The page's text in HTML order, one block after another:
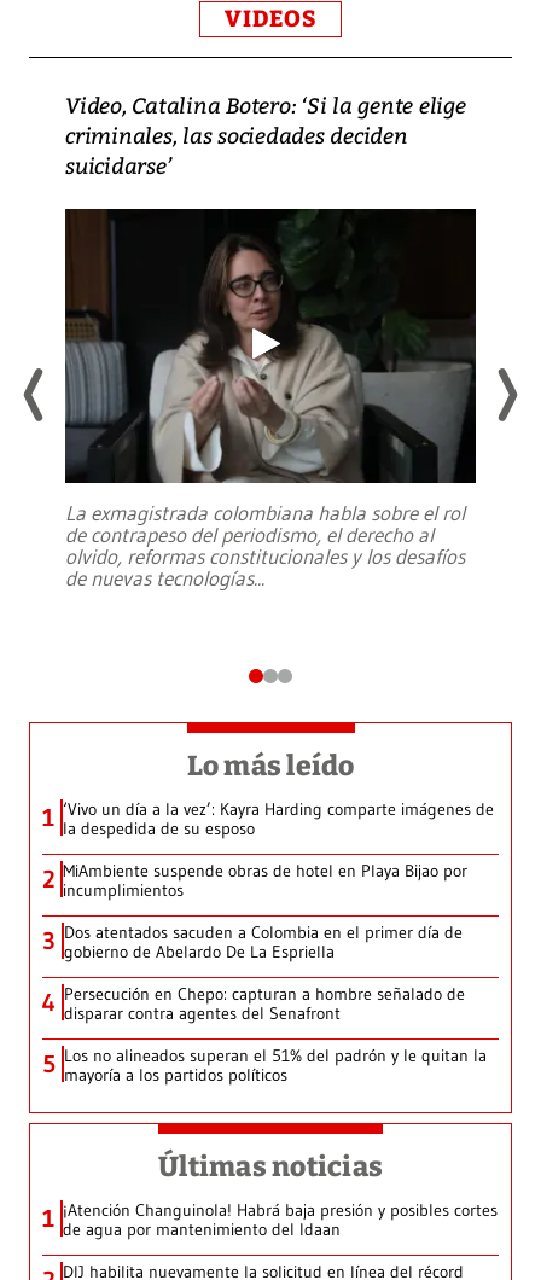
VIDEOS
Video, Catalina Botero: ‘Si la gente elige
criminales, las sociedades deciden
suicidarse’
La exmagistrada colombiana habla sobre el rol
de contrapeso del periodismo, el derecho al
olvido, reformas constitucionales y los desafíos
de nuevas tecnologías...
Lo más leído
1 ‘Vivo un día a la vez’: Kayra Harding comparte imágenes de
la despedida de su esposo
2 MiAmbiente suspende obras de hotel en Playa Bijao por
incumplimientos
3 Dos atentados sacuden a Colombia en el primer día de
gobierno de Abelardo De La Espriella
4 Persecución en Chepo: capturan a hombre señalado de
disparar contra agentes del Senafront
5 Los no alineados superan el 51% del padrón y le quitan la
mayoría a los partidos políticos
Últimas noticias
1 ¡Atención Changuinola! Habrá baja presión y posibles cortes
de agua por mantenimiento del Idaan
DIJ habilita nuevamente la solicitud en línea del récord